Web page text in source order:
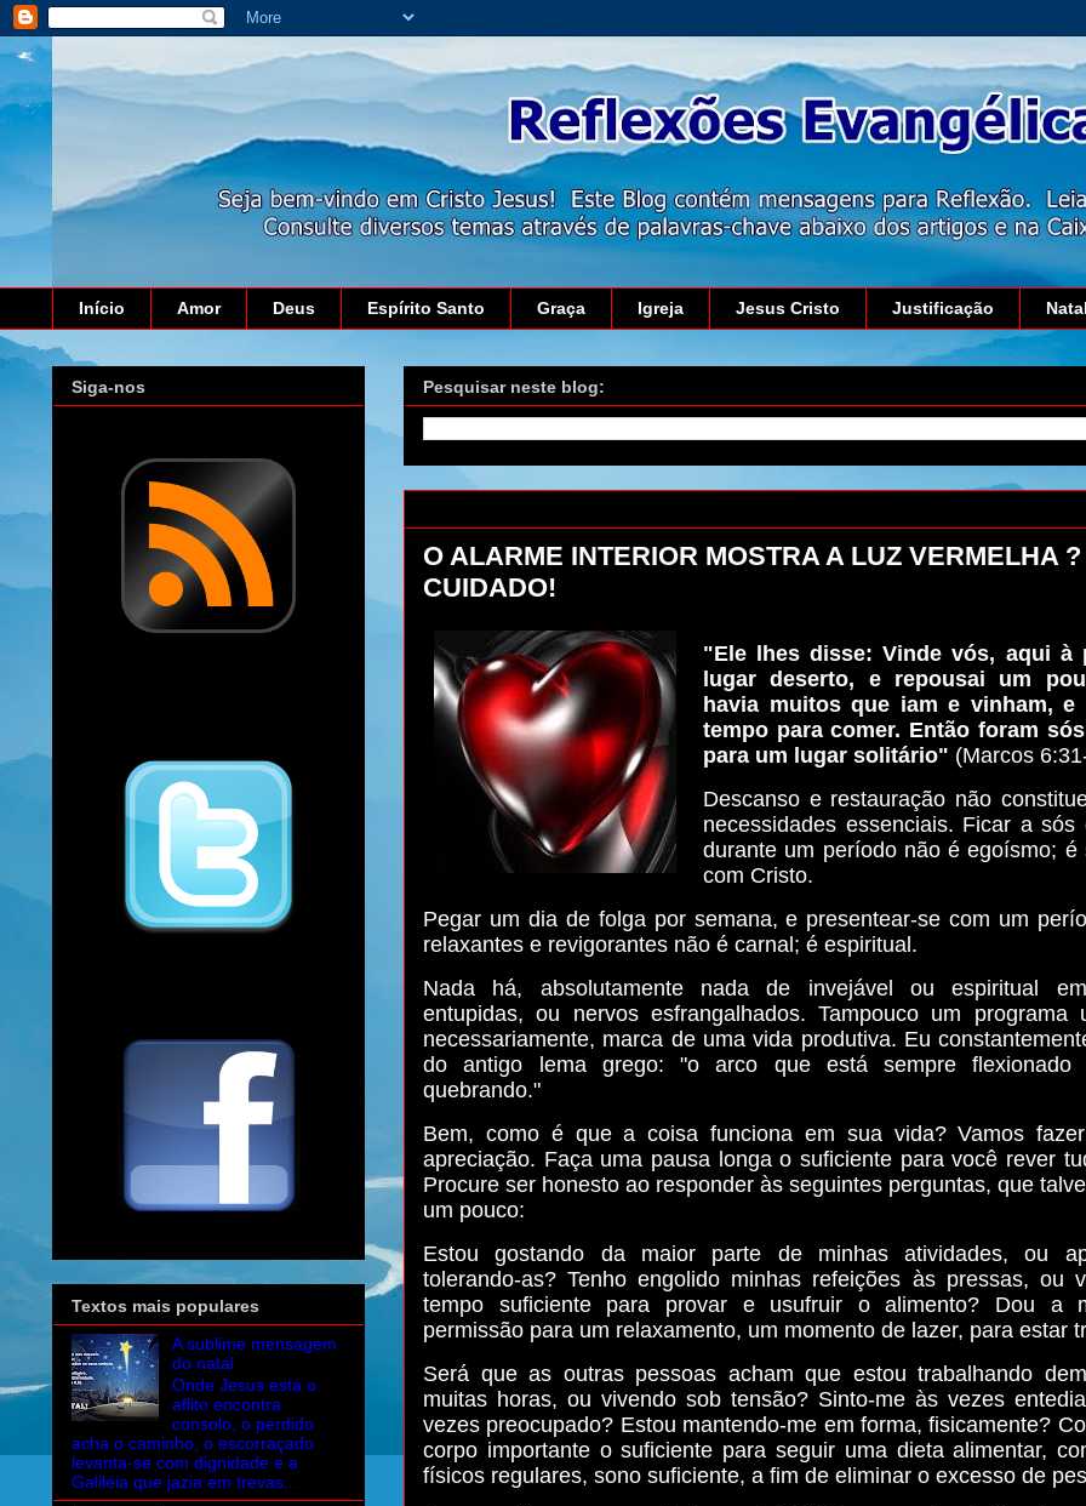
Início Amor Deus Espírito Santo Graça Igreja Jesus Cristo Justificação Natal
Pesquisar neste blog:
O ALARME INTERIOR MOSTRA A LUZ VERMELHA ?
CUIDADO!
"Ele lhes disse: Vinde vós, aqui à
lugar deserto, e repousai um
havia muitos que iam e vinham, e
tempo para comer. Então foram
para um lugar solitário" (Marcos
Descanso e restauração não
necessidades essenciais. Ficar a sós
durante um período não é egoísmo; é
com Cristo.
Pegar um dia de folga por semana, e presentear-se com um
relaxantes e revigorantes não é carnal; é espiritual.
Nada há, absolutamente nada de invejável ou espiritual
entupidas, ou nervos esfrangalhados. Tampouco um programa
necessariamente, marca de uma vida produtiva. Eu
do antigo lema grego: "o arco que está sempre flexionado
quebrando."
Bem, como é que a coisa funciona em sua vida? Vamos
apreciação. Faça uma pausa longa o suficiente para você rever
Procure ser honesto ao responder às seguintes perguntas, que
um pouco:
Estou gostando da maior parte de minhas atividades, ou
tolerando-as? Tenho engolido minhas refeições às pressas, ou
tempo suficiente para provar e usufruir o alimento?
Dou a
permissão para um relaxamento, um momento de lazer, para estar
Será que as outras pessoas acham que estou trabalhando
muitas horas, ou vivendo sob tensão? Sinto-me às vezes
vezes preocupado? Estou mantendo-me em forma, fisicamente?
corpo importante o suficiente para seguir uma dieta alimentar,
físicos regulares, sono suficiente, a fim de eliminar o excesso de
Siga-nos
Textos mais populares
A sublime mensagem
do natal
Onde Jesus está o
aflito encontra
consolo, o perdido
acha o caminho, o escorraçado
levanta-se com dignidade e a
Galiléia que jazia em trevas...